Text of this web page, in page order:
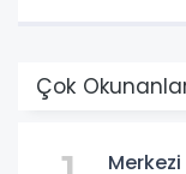
Çok